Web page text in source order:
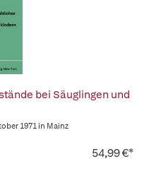
bei Säuglingen und
1971 in Mainz
54,99 €*